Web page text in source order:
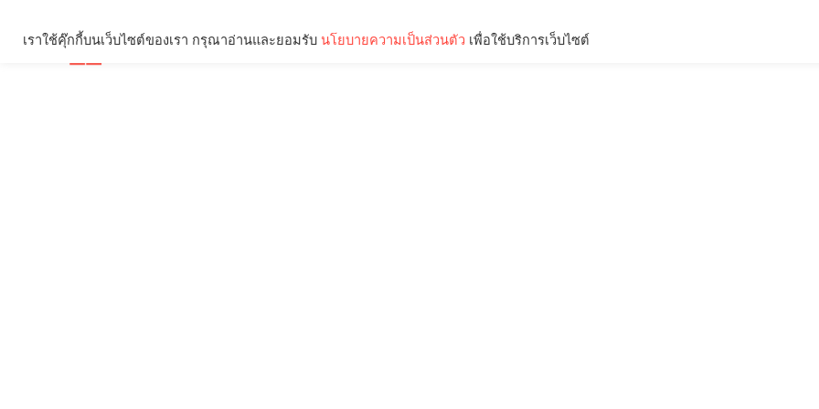
เราใช้คุ๊กกี้บนเว็บไซต์ของเรา กรุณาอ่านและยอมรับ นโยบายความเป็นส่วนตัว เพื่อใช้บริการเว็บไซต์